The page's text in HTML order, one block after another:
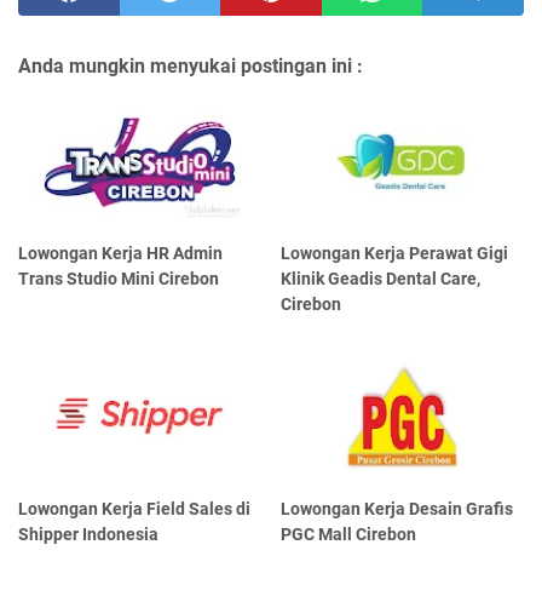
Anda mungkin menyukai postingan ini :
Lowongan Kerja HR Admin
Trans Studio Mini Cirebon
Lowongan Kerja Perawat Gigi
Klinik Geadis Dental Care,
Cirebon
Lowongan Kerja Field Sales di
Shipper Indonesia
Lowongan Kerja Desain Grafis
PGC Mall Cirebon